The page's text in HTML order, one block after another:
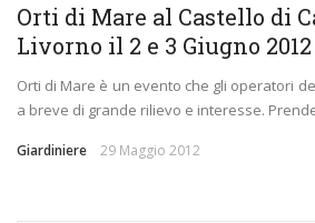
Orti di Mare al Castello di
Livorno il 2 e 3 Giugno 2012
Orti di Mare è un evento che gli operatori
a breve di grande rilievo e interesse.
Giardiniere 29 Maggio 2012